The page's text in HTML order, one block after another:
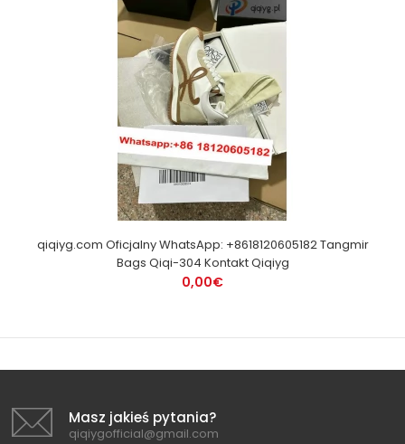
qiqiyg.com Oficjalny WhatsApp: +8618120605182 Tangmir
Bags Qiqi-304 Kontakt Qiqiyg
0,00€
Masz jakieś pytania?
qiqiygofficial@gmail.com